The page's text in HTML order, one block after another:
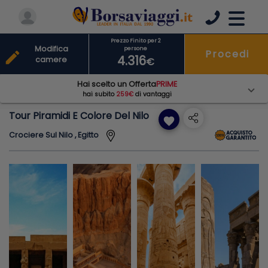
Tour Piramidi E Colore Del Nilo favorite
Crociere Sul Nilo , Egitto
Prezzo Finito per 2
persone
4.316€
Procedi
edit
Modifica
camere
Hai scelto un OffertaPRIME
hai subito 259€di vantaggi